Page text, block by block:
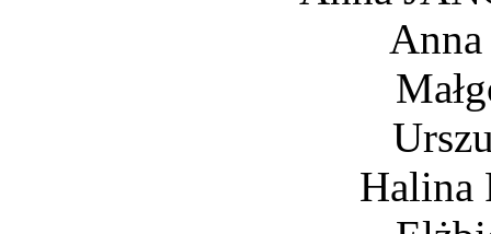
Halina